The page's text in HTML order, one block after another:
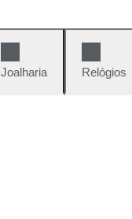
Joalharia Relógios